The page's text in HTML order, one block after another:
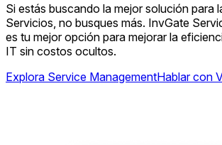
Si estás buscando la mejor solución para
Servicios, no busques más. InvGate
es tu mejor opción para mejorar la
IT sin costos ocultos.
Explora Service ManagementHablar con